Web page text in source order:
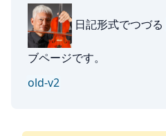
日記形式でつづる
ブページです。
old-v2